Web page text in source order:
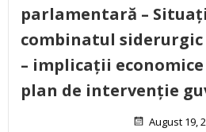
parlamentară –
combinatul siderurgic
– implicații
plan de intervenție
August 19,